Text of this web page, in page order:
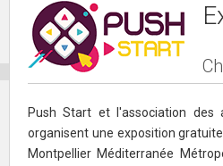
Push Start et l'association des
organisent une exposition
Montpellier Méditerranée